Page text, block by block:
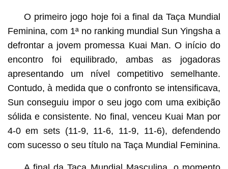
O primeiro jogo hoje foi a final da Taça Mundial
Feminina, com 1ª no ranking mundial Sun Yingsha a
defrontar a jovem promessa Kuai Man. O início do
encontro foi equilibrado, ambas as jogadoras
apresentando um nível competitivo semelhante.
Contudo, à medida que o confronto se intensificava,
Sun conseguiu impor o seu jogo com uma exibição
sólida e consistente. No final, venceu Kuai Man por
4-0 em sets (11-9, 11-6, 11-9, 11-6), defendendo
com sucesso o seu título na Taça Mundial Feminina.